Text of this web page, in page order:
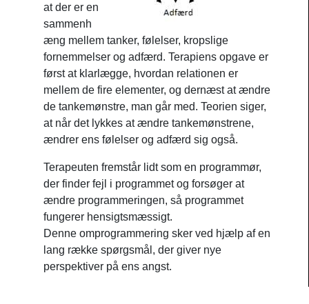
at der er en
sammenh
æng mellem tanker, følelser, kropslige
fornemmelser og adfærd. Terapiens opgave er
først at klarlægge, hvordan relationen er
mellem de fire elementer, og dernæst at ændre
de tankemønstre, man går med. Teorien siger,
at når det lykkes at ændre tankemønstrene,
ændrer ens følelser og adfærd sig også.
Terapeuten fremstår lidt som en programmør,
der finder fejl i programmet og forsøger at
ændre programmeringen, så programmet
fungerer hensigtsmæssigt.
Denne omprogrammering sker ved hjælp af en
lang række spørgsmål, der giver nye
perspektiver på ens angst.